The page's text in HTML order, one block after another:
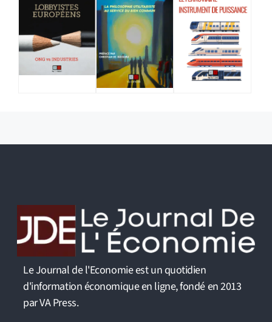
Le Journal de l'Economie est un quotidien
d'information économique en ligne, fondé en 2013
par VA Press.